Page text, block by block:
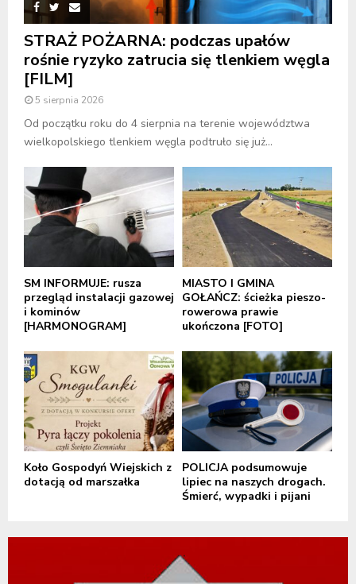
STRAŻ POŻARNA: podczas upałów
rośnie ryzyko zatrucia się tlenkiem węgla
[FILM]
5 sierpnia 2026
Od początku roku do 4 sierpnia na terenie województwa
wielkopolskiego tlenkiem węgla podtruło się już...
SM INFORMUJE: rusza
przegląd instalacji gazowej
i kominów
[HARMONOGRAM]
MIASTO I GMINA
GOŁAŃCZ: ścieżka pieszo-
rowerowa prawie
ukończona [FOTO]
Koło Gospodyń Wiejskich z
dotacją od marszałka
POLICJA podsumowuje
lipiec na naszych drogach.
Śmierć, wypadki i pijani